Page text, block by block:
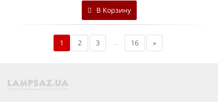
В Корзину
1 2 3 ... 16 »